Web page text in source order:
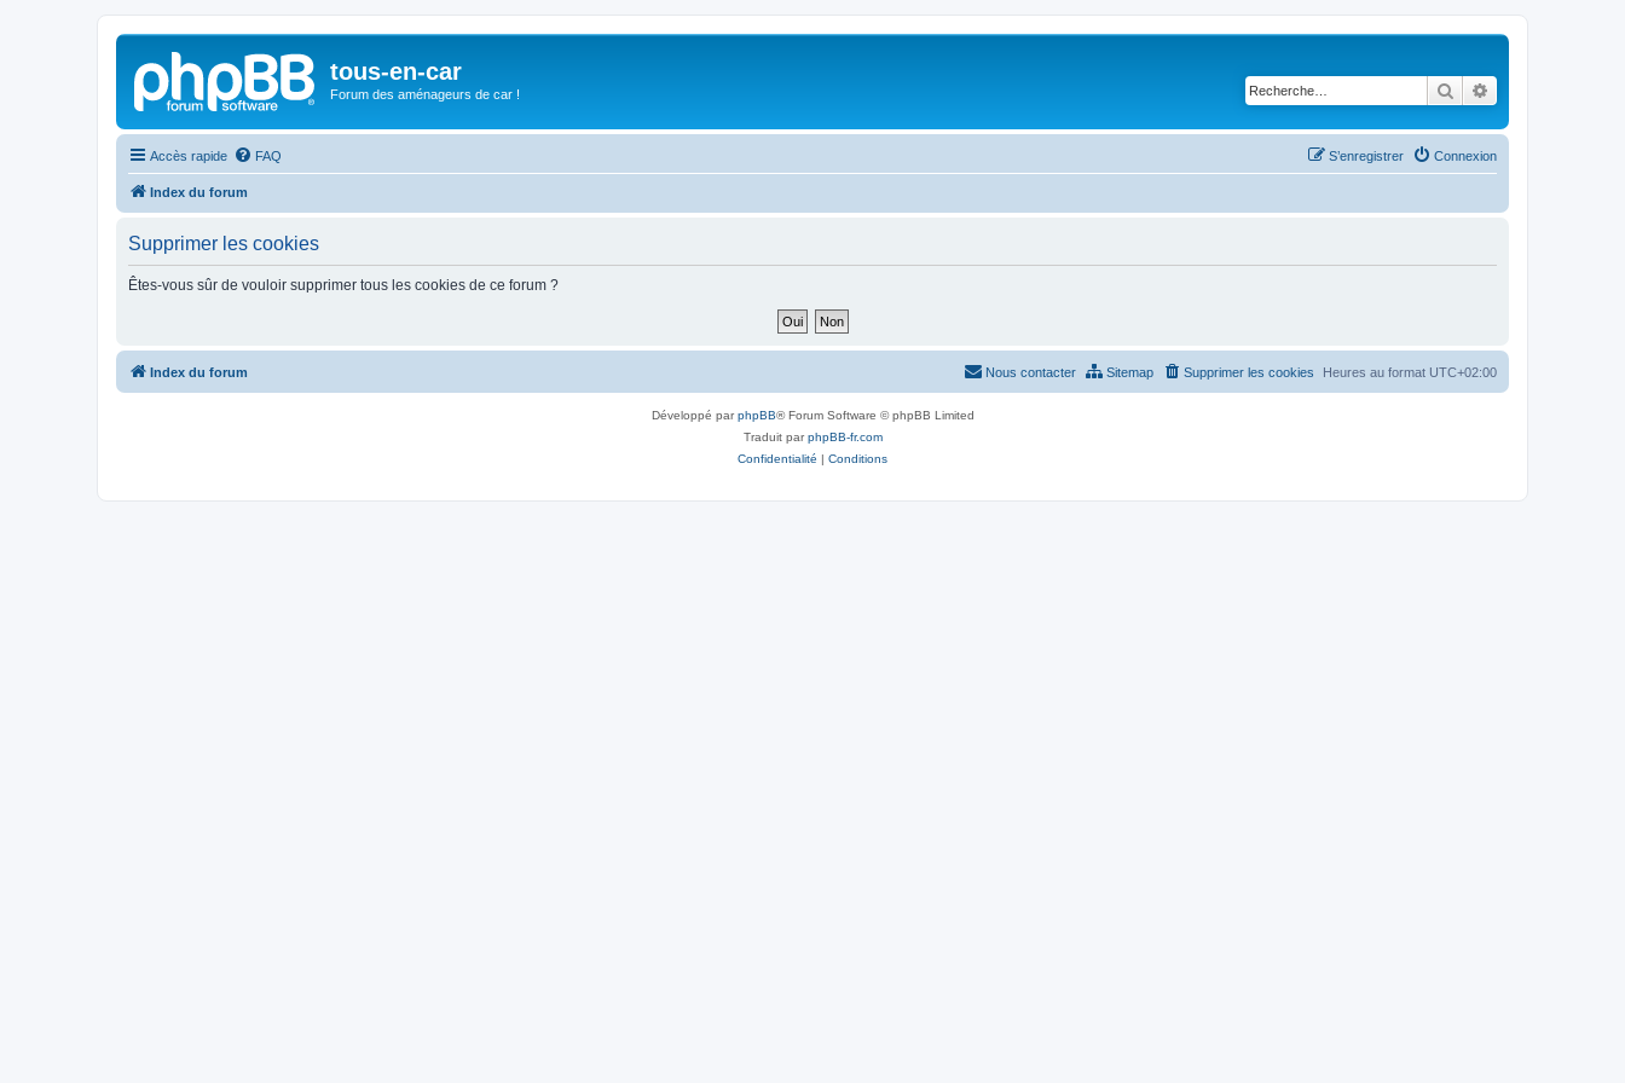
tous-en-car
Forum des aménageurs de car ! Rechercher
Accès rapide FAQ Connexion
S’enregistrer
Index du forum
Supprimer les cookies
Êtes-vous sûr de vouloir supprimer tous les cookies de ce forum ?
Index du forum Heures au format UTC+02:00
Supprimer les cookies
Sitemap
Nous contacter
Développé parphpBB® Forum Software © phpBB Limited
Traduit parphpBB-fr.com
Confidentialité | Conditions